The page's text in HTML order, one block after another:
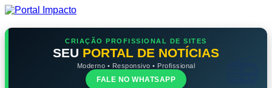
Ir
o
CRIAÇÃO PROFISSIONAL DE SITES
SEU PORTAL DE NOTÍCIAS
Moderno • Responsivo • Profissional
FALE NO WHATSAPP